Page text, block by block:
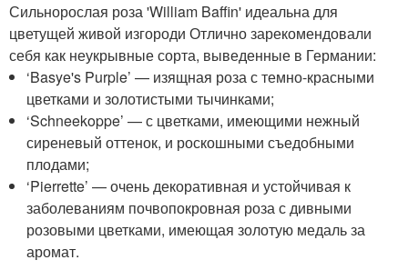
Сильнорослая роза 'William Baffin' идеальна для
цветущей живой изгороди Отлично зарекомендовали
себя как неукрывные сорта, выведенные в Германии:
‘Basye's Purple’ — изящная роза с темно-красными
цветками и золотистыми тычинками;
‘Schneekoppe’ — с цветками, имеющими нежный
сиреневый оттенок, и роскошными съедобными
плодами;
‘Pierrette’ — очень декоративная и устойчивая к
заболеваниям почвопокровная роза с дивными
розовыми цветками, имеющая золотую медаль за
аромат.